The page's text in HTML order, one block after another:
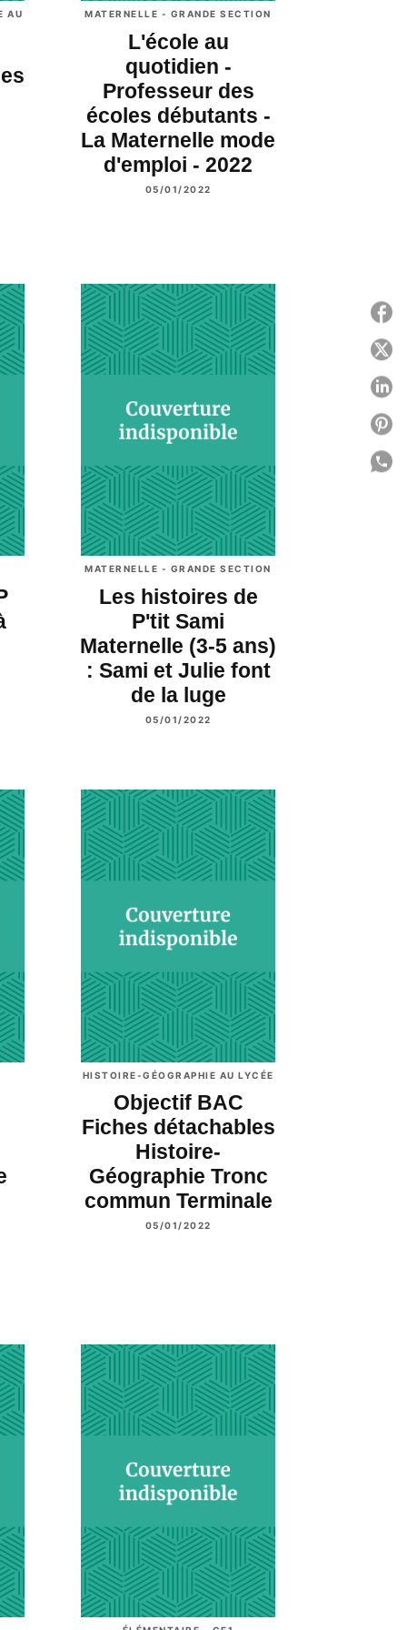
AU MATERNELLE - GRANDE SECTION
L'école au
quotidien -
Professeur des
écoles débutants -
La Maternelle mode
d'emploi - 2022
05/01/2022
MATERNELLE - GRANDE SECTION
Les histoires de
P'tit Sami
Maternelle (3-5 ans)
: Sami et Julie font
de la luge
05/01/2022
HISTOIRE-GÉOGRAPHIE AU LYCÉE
Objectif BAC
Fiches détachables
Histoire-
Géographie Tronc
commun Terminale
05/01/2022